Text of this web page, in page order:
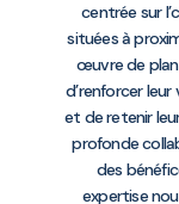
centrée sur
situées à
œuvre de
d’renforcer
et de retenir
profonde
des
expertise